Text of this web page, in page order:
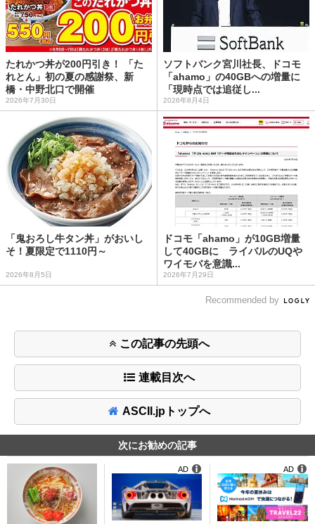
たれかつ丼が200円引き！ 「た
れとん」初の夏の感謝祭、新
橋・中野北口で開催
2026年7月30日
ソフトバンク宮川社長、ドコモ
「ahamo」の40GBへの増量に
「現時点では追従し...
2026年8月4日
「鬼おろし牛タン丼」がおいし
そ！夏限定で1110円～
2026年8月5日
ドコモ「ahamo」が10GB増量
して40GBに ライバルのUQや
ワイモバを意識...
2026年7月29日
Recommended by
この記事の先頭へ
連載目次へ
ASCII.jpトップへ
次にお勧めの記事
AD AD